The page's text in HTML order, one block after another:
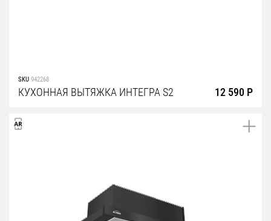
SKU 942268
КУХОННАЯ ВЫТЯЖКА ИНТЕГРА S2 12 590 Р